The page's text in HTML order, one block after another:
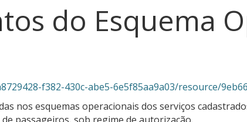
do Esquema
abe5-6e5f85aa9a03/resource/9eb6655a-bf63-42a9-9666-
nos esquemas operacionais dos serviços
passageiros, sob regime de autorização.